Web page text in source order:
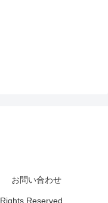
お問い合わせ
Reserved.